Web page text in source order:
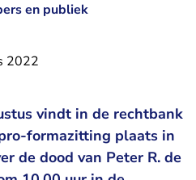
en publiek
2022
vindt in de rechtbank
formazitting plaats in
de dood van Peter R. de